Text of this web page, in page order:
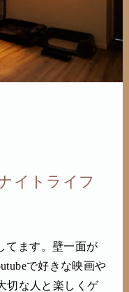
イトライフ
てます。壁一面が
で好きな映画や
切な人と楽しくゲ